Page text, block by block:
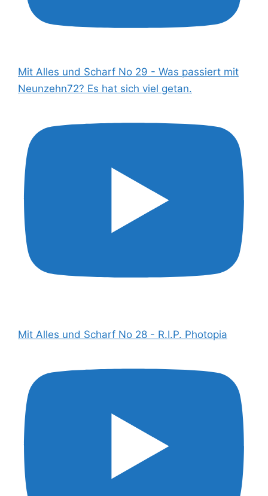
Mit Alles und Scharf No 29 - Was passiert mit
Neunzehn72? Es hat sich viel getan.
Mit Alles und Scharf No 28 - R.I.P. Photopia